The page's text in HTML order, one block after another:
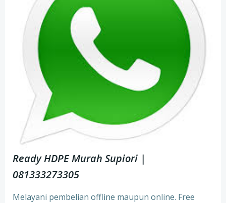
Ready HDPE Murah Supiori |
081333273305
Melayani pembelian offline maupun online. Free